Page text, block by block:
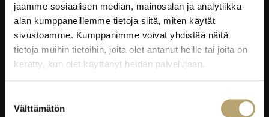
jaamme sosiaalisen median, mainosalan ja analytiikka-
alan kumppaneillemme tietoja siitä, miten käytät
sivustoamme. Kumppanimme voivat yhdistää näitä
tietoja muihin tietoihin, joita olet antanut heille tai joita on
kerätty, kun olet käyttänyt heidän palvelujaan.
valinta
Välttämätön
EDUKO VERKOSSA
Wilma
Microsoft 365
MyEdu